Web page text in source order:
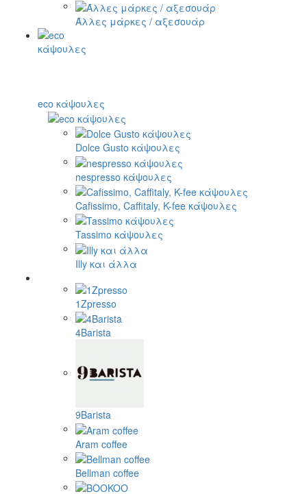
Άλλες μάρκες / αξεσουάρ
eco κάψουλες
Dolce Gusto κάψουλες
nespresso κάψουλες
Cafissimo, Caffitaly, K-fee κάψουλες
Tassimo κάψουλες
Illy και άλλα
1Zpresso
4Barista
9Barista
Aram coffee
Bellman coffee